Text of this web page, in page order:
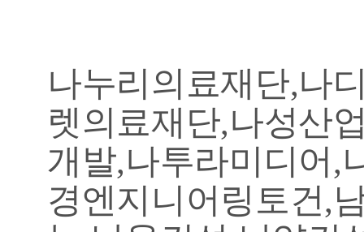
나누리의료재단,나
렛의료재단,나성산
개발,나투라미디어,
경엔지니어링토건,